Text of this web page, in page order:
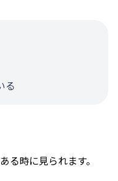
る
る時に見られます。